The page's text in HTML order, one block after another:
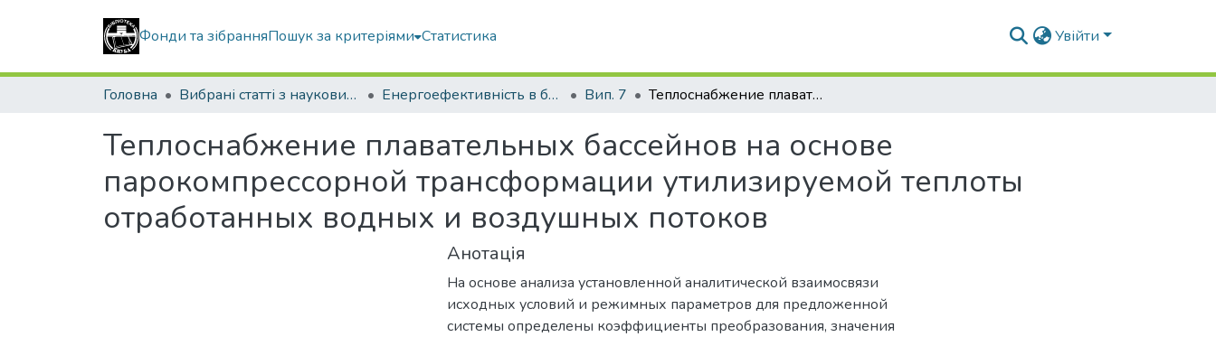
Фонди та зібранняПошук за критеріями Статистика Увійти
Головна Вибрані статті з наукових збірників КНУБА Енергоефективність в будівництві та архітектурі Вип. 7 Теплоснабжение плавательных бассейнов на основе парокомпрессорной трансформации утилизируемой теплоты отработанных водных и воздушных потоков
Теплоснабжение плавательных бассейнов на основе
парокомпрессорной трансформации утилизируемой теплоты
отработанных водных и воздушных потоков
Анотація
На основе анализа установленной аналитической взаимосвязи
исходных условий и режимных параметров для предложенной
системы определены коэффициенты преобразования, значения